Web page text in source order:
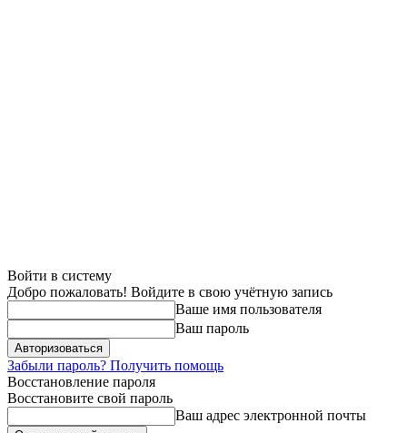
Войти в систему
Добро пожаловать! Войдите в свою учётную запись
Ваше имя пользователя
Ваш пароль
Забыли пароль? Получить помощь
Восстановление пароля
Восстановите свой пароль
Ваш адрес электронной почты